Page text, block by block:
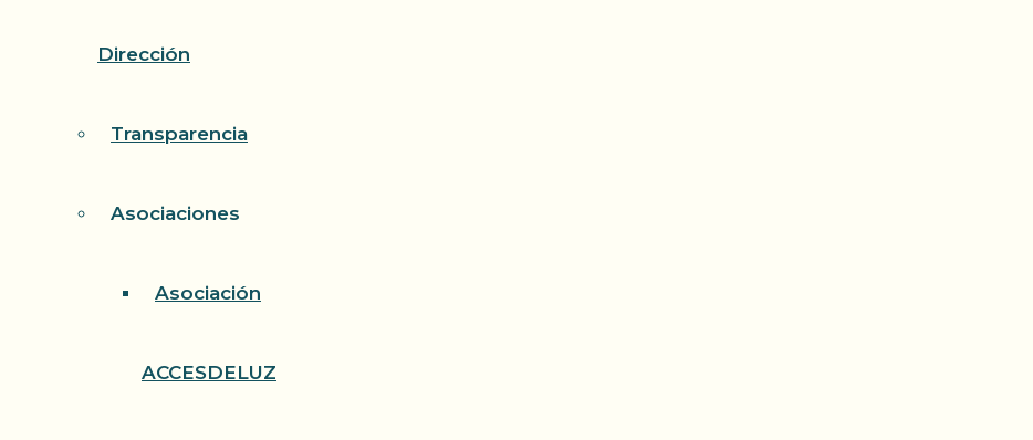
Dirección
Transparencia
Asociaciones
Asociación
ACCESDELUZ